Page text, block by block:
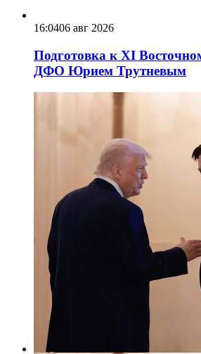
16:0406 авг 2026
Подготовка к XI
ДФО Юрием Трутневым